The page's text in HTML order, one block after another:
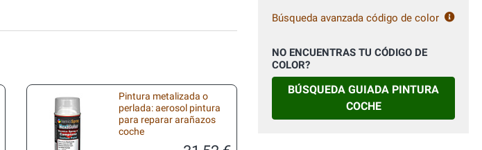
Pintura metalizada o
perlada: aerosol pintura
para reparar arañazos
coche
Búsqueda avanzada código de color
NO ENCUENTRAS TU CÓDIGO DE
COLOR?
BÚSQUEDA GUIADA PINTURA
COCHE